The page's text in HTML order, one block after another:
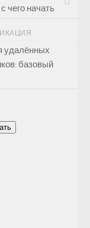
чего начать
удалённых
базовый